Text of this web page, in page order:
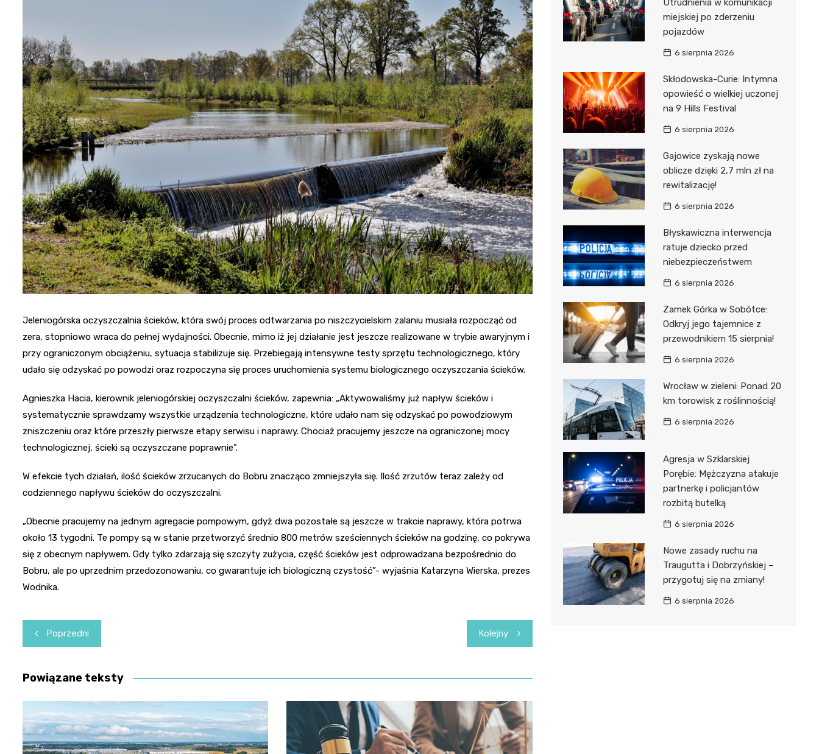
Fryzjer
Kino
Poczta
Jeleniogórska oczyszczalnia ścieków, która swój proces odtwarzania po niszczycielskim zalaniu musiała rozpocząć od
zera, stopniowo wraca do pełnej wydajności. Obecnie, mimo iż jej działanie jest jeszcze realizowane w trybie awaryjnym i
przy ograniczonym obciążeniu, sytuacja stabilizuje się. Przebiegają intensywne testy sprzętu technologicznego, który
udało się odzyskać po powodzi oraz rozpoczyna się proces uruchomienia systemu biologicznego oczyszczania ścieków.
Agnieszka Hacia, kierownik jeleniogórskiej oczyszczalni ścieków, zapewnia: „Aktywowaliśmy już napływ ścieków i
systematycznie sprawdzamy wszystkie urządzenia technologiczne, które udało nam się odzyskać po powodziowym
zniszczeniu oraz które przeszły pierwsze etapy serwisu i naprawy. Chociaż pracujemy jeszcze na ograniczonej mocy
technologicznej, ścieki są oczyszczane poprawnie”.
W efekcie tych działań, ilość ścieków zrzucanych do Bobru znacząco zmniejszyła się. Ilość zrzutów teraz zależy od
codziennego napływu ścieków do oczyszczalni.
„Obecnie pracujemy na jednym agregacie pompowym, gdyż dwa pozostałe są jeszcze w trakcie naprawy, która potrwa
około 13 tygodni. Te pompy są w stanie przetworzyć średnio 800 metrów sześciennych ścieków na godzinę, co pokrywa
się z obecnym napływem. Gdy tylko zdarzają się szczyty zużycia, część ścieków jest odprowadzana bezpośrednio do
Bobru, ale po uprzednim przedozonowaniu, co gwarantuje ich biologiczną czystość”- wyjaśnia Katarzyna Wierska, prezes
Wodnika.
Nawigacja
wpisu
Poprzedni Kolejny
Powiązane teksty
Utrudnienia w komunikacji
miejskiej po zderzeniu
pojazdów
6 sierpnia 2026
Skłodowska-Curie: Intymna
opowieść o wielkiej uczonej
na 9 Hills Festival
6 sierpnia 2026
Gajowice zyskają nowe
oblicze dzięki 2,7 mln zł na
rewitalizację!
6 sierpnia 2026
Błyskawiczna interwencja
ratuje dziecko przed
niebezpieczeństwem
6 sierpnia 2026
Zamek Górka w Sobótce:
Odkryj jego tajemnice z
przewodnikiem 15 sierpnia!
6 sierpnia 2026
Wrocław w zieleni: Ponad 20
km torowisk z roślinnością!
6 sierpnia 2026
Agresja w Szklarskiej
Porębie: Mężczyzna atakuje
partnerkę i policjantów
rozbitą butelką
6 sierpnia 2026
Nowe zasady ruchu na
Traugutta i Dobrzyńskiej –
przygotuj się na zmiany!
6 sierpnia 2026